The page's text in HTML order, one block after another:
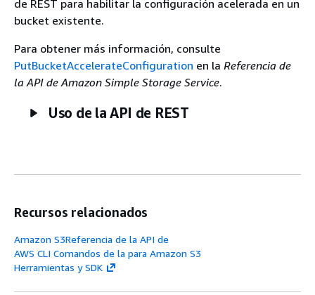
de REST para habilitar la configuración acelerada en un
bucket existente.
Para obtener más información, consulte
PutBucketAccelerateConfiguration en la Referencia de
la API de Amazon Simple Storage Service.
Uso de la API de REST
Recursos relacionados
Amazon S3Referencia de la API de
AWS CLI Comandos de la para Amazon S3
Herramientas y SDK